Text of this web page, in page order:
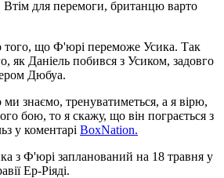
для перемоги, британцю варто
того, що Ф'юрі переможе Усика. Так
як Даніель побився з Усиком, задовго
Дюбуа.
знаємо, тренуватиметься, а я вірю,
бою, то я скажу, що він пограється з
у коментарі BoxNation.
з Ф'юрі запланований на 18 травня у
Ер-Ріяді.